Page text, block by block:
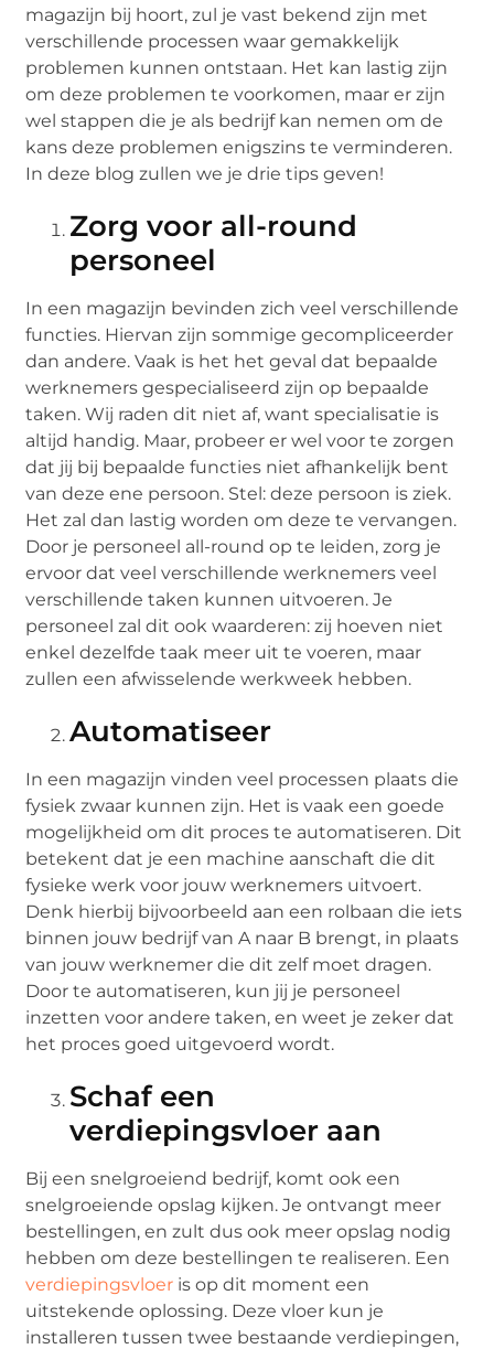
magazijn bij hoort, zul je vast bekend zijn met
verschillende processen waar gemakkelijk
problemen kunnen ontstaan. Het kan lastig zijn
om deze problemen te voorkomen, maar er zijn
wel stappen die je als bedrijf kan nemen om de
kans deze problemen enigszins te verminderen.
In deze blog zullen we je drie tips geven!
Zorg voor all-round
personeel
In een magazijn bevinden zich veel verschillende
functies. Hiervan zijn sommige gecompliceerder
dan andere. Vaak is het het geval dat bepaalde
werknemers gespecialiseerd zijn op bepaalde
taken. Wij raden dit niet af, want specialisatie is
altijd handig. Maar, probeer er wel voor te zorgen
dat jij bij bepaalde functies niet afhankelijk bent
van deze ene persoon. Stel: deze persoon is ziek.
Het zal dan lastig worden om deze te vervangen.
Door je personeel all-round op te leiden, zorg je
ervoor dat veel verschillende werknemers veel
verschillende taken kunnen uitvoeren. Je
personeel zal dit ook waarderen: zij hoeven niet
enkel dezelfde taak meer uit te voeren, maar
zullen een afwisselende werkweek hebben.
Automatiseer
In een magazijn vinden veel processen plaats die
fysiek zwaar kunnen zijn. Het is vaak een goede
mogelijkheid om dit proces te automatiseren. Dit
betekent dat je een machine aanschaft die dit
fysieke werk voor jouw werknemers uitvoert.
Denk hierbij bijvoorbeeld aan een rolbaan die iets
binnen jouw bedrijf van A naar B brengt, in plaats
van jouw werknemer die dit zelf moet dragen.
Door te automatiseren, kun jij je personeel
inzetten voor andere taken, en weet je zeker dat
het proces goed uitgevoerd wordt.
Schaf een
verdiepingsvloer aan
Bij een snelgroeiend bedrijf, komt ook een
snelgroeiende opslag kijken. Je ontvangt meer
bestellingen, en zult dus ook meer opslag nodig
hebben om deze bestellingen te realiseren. Een
verdiepingsvloer is op dit moment een
uitstekende oplossing. Deze vloer kun je
installeren tussen twee bestaande verdiepingen,